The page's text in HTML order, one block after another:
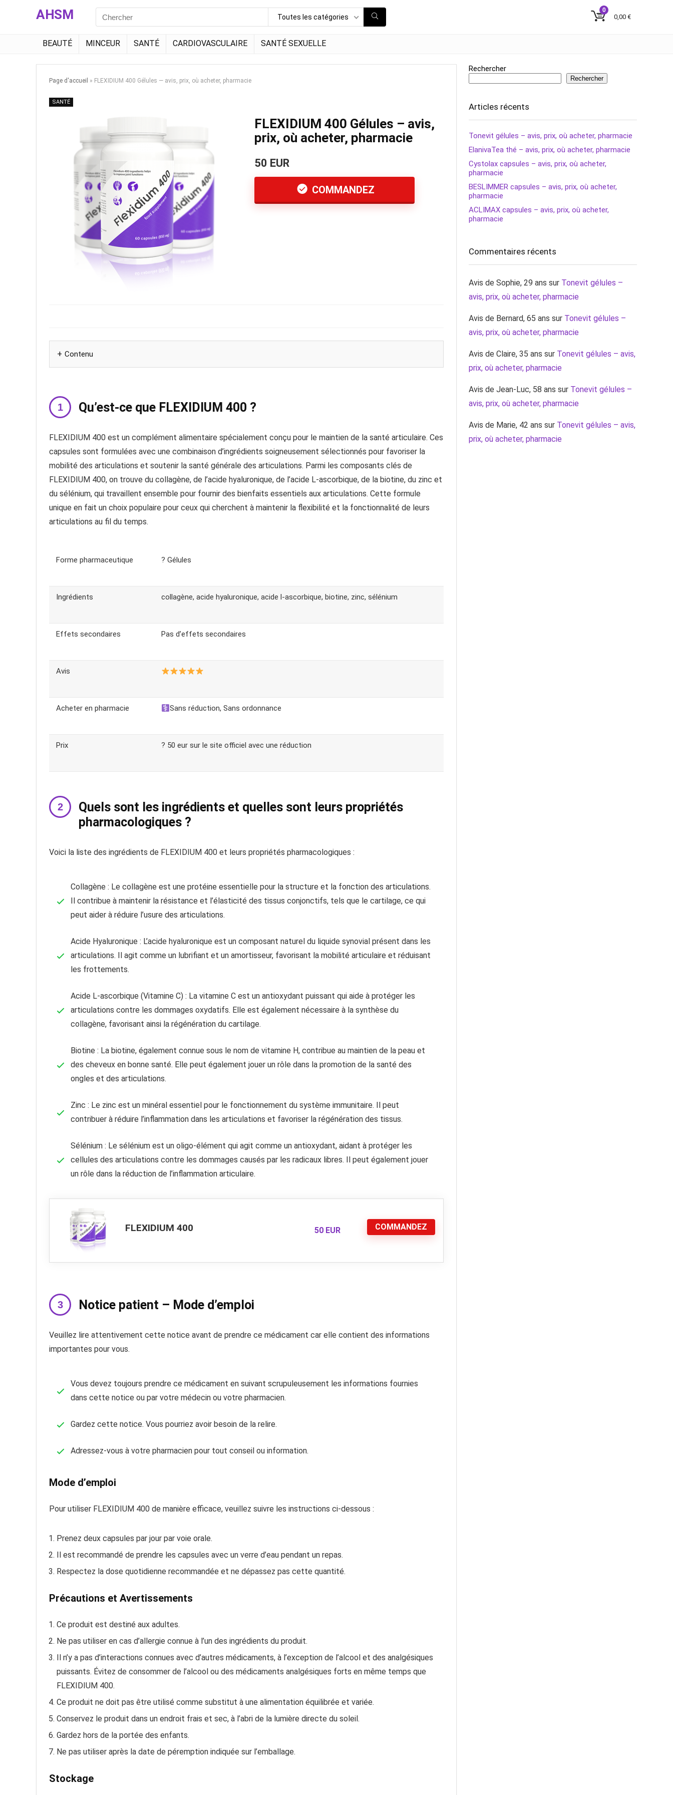
AHSM
Search
for:
Toutes les catégories
0
0,00 €
BEAUTÉ MINCEUR SANTÉ CARDIOVASCULAIRE SANTÉ SEXUELLE
Page d'accueil » FLEXIDIUM 400 Gélules — avis, prix, où acheter, pharmacie
SANTÉ
FLEXIDIUM 400 Gélules – avis,
prix, où acheter, pharmacie
50 EUR
COMMANDEZ
Contenu
Qu’est-ce que FLEXIDIUM 400 ?
FLEXIDIUM 400 est un complément alimentaire spécialement conçu pour le maintien de la santé articulaire. Ces
capsules sont formulées avec une combinaison d’ingrédients soigneusement sélectionnés pour favoriser la
mobilité des articulations et soutenir la santé générale des articulations. Parmi les composants clés de
FLEXIDIUM 400, on trouve du collagène, de l’acide hyaluronique, de l’acide L-ascorbique, de la biotine, du zinc et
du sélénium, qui travaillent ensemble pour fournir des bienfaits essentiels aux articulations. Cette formule
unique en fait un choix populaire pour ceux qui cherchent à maintenir la flexibilité et la fonctionnalité de leurs
articulations au fil du temps.
Forme pharmaceutique ? Gélules
Ingrédients collagène, acide hyaluronique, acide l-ascorbique, biotine, zinc, sélénium
Effets secondaires Pas d’effets secondaires
Avis
Acheter en pharmacie Sans réduction, Sans ordonnance
Prix ? 50 eur sur le site officiel avec une réduction
Quels sont les ingrédients et quelles sont leurs propriétés
pharmacologiques ?
Voici la liste des ingrédients de FLEXIDIUM 400 et leurs propriétés pharmacologiques :
Collagène : Le collagène est une protéine essentielle pour la structure et la fonction des articulations.
Il contribue à maintenir la résistance et l’élasticité des tissus conjonctifs, tels que le cartilage, ce qui
peut aider à réduire l’usure des articulations.
Acide Hyaluronique : L’acide hyaluronique est un composant naturel du liquide synovial présent dans les
articulations. Il agit comme un lubrifiant et un amortisseur, favorisant la mobilité articulaire et réduisant
les frottements.
Acide L-ascorbique (Vitamine C) : La vitamine C est un antioxydant puissant qui aide à protéger les
articulations contre les dommages oxydatifs. Elle est également nécessaire à la synthèse du
collagène, favorisant ainsi la régénération du cartilage.
Biotine : La biotine, également connue sous le nom de vitamine H, contribue au maintien de la peau et
des cheveux en bonne santé. Elle peut également jouer un rôle dans la promotion de la santé des
ongles et des articulations.
Zinc : Le zinc est un minéral essentiel pour le fonctionnement du système immunitaire. Il peut
contribuer à réduire l’inflammation dans les articulations et favoriser la régénération des tissus.
Sélénium : Le sélénium est un oligo-élément qui agit comme un antioxydant, aidant à protéger les
cellules des articulations contre les dommages causés par les radicaux libres. Il peut également jouer
un rôle dans la réduction de l’inflammation articulaire.
FLEXIDIUM 400 50 EUR COMMANDEZ
Notice patient – Mode d’emploi
Veuillez lire attentivement cette notice avant de prendre ce médicament car elle contient des informations
importantes pour vous.
Vous devez toujours prendre ce médicament en suivant scrupuleusement les informations fournies
dans cette notice ou par votre médecin ou votre pharmacien.
Gardez cette notice. Vous pourriez avoir besoin de la relire.
Adressez-vous à votre pharmacien pour tout conseil ou information.
Mode d’emploi
Pour utiliser FLEXIDIUM 400 de manière efficace, veuillez suivre les instructions ci-dessous :
Prenez deux capsules par jour par voie orale.
Il est recommandé de prendre les capsules avec un verre d’eau pendant un repas.
Respectez la dose quotidienne recommandée et ne dépassez pas cette quantité.
Précautions et Avertissements
Ce produit est destiné aux adultes.
Ne pas utiliser en cas d’allergie connue à l’un des ingrédients du produit.
Il n’y a pas d’interactions connues avec d’autres médicaments, à l’exception de l’alcool et des analgésiques
puissants. Évitez de consommer de l’alcool ou des médicaments analgésiques forts en même temps que
FLEXIDIUM 400.
Ce produit ne doit pas être utilisé comme substitut à une alimentation équilibrée et variée.
Conservez le produit dans un endroit frais et sec, à l’abri de la lumière directe du soleil.
Gardez hors de la portée des enfants.
Ne pas utiliser après la date de péremption indiquée sur l’emballage.
Stockage
Rechercher
Rechercher
Articles récents
Tonevit gélules – avis, prix, où acheter, pharmacie
ElanivaTea thé – avis, prix, où acheter, pharmacie
Cystolax capsules – avis, prix, où acheter,
pharmacie
BESLIMMER capsules – avis, prix, où acheter,
pharmacie
ACLIMAX capsules – avis, prix, où acheter,
pharmacie
Commentaires récents
Avis de Sophie, 29 ans sur Tonevit gélules –
avis, prix, où acheter, pharmacie
Avis de Bernard, 65 ans sur Tonevit gélules –
avis, prix, où acheter, pharmacie
Avis de Claire, 35 ans sur Tonevit gélules – avis,
prix, où acheter, pharmacie
Avis de Jean-Luc, 58 ans sur Tonevit gélules –
avis, prix, où acheter, pharmacie
Avis de Marie, 42 ans sur Tonevit gélules – avis,
prix, où acheter, pharmacie